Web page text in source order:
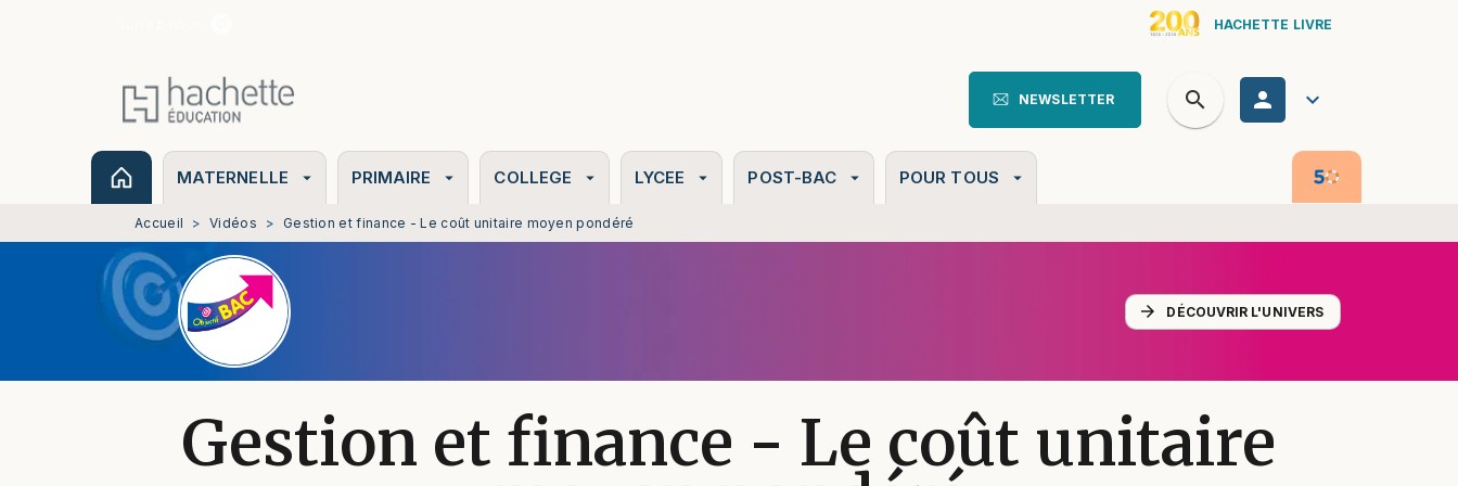
HACHETTE LIVRE
NEWSLETTER search personn keyboard_arrow_down
MATERNELLE arrow_drop_down PRIMAIRE arrow_drop_down COLLEGE arrow_drop_down LYCEE arrow_drop_down POST-BAC arrow_drop_down POUR TOUS arrow_drop_down
search
Accueil > Vidéos > Gestion et finance - Le coût unitaire moyen pondéré
arrow_forward DÉCOUVRIR L'UNIVERS
Gestion et finance - Le coût unitaire